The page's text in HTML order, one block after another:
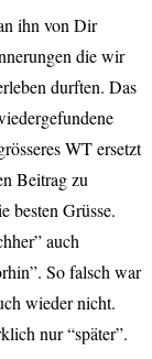
ihn von Dir
die wir
durften. Das
WT ersetzt
Beitrag zu
besten Grüsse.
auch
So falsch war
wieder nicht.
nur “später”.